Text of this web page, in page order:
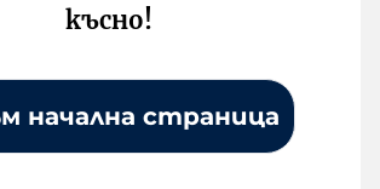
късно!
начална страница